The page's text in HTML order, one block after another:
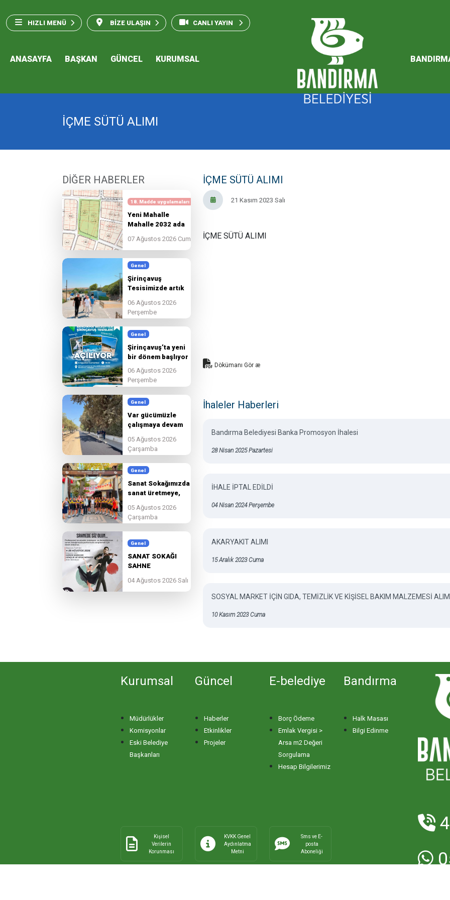
HIZLI MENÜ BİZE ULAŞIN CANLI YAYIN
ANASAYFA BAŞKAN GÜNCEL KURUMSAL
2026 Performans
İÇME SÜTÜ ALIMI
DİĞER HABERLER
18. Madde uygulamaları
Yeni Mahalle
Mahalle 2032 ada
20-21-22-23-24-25-
Parsellerle 2033 ada
Madde Uygulaması
07 Ağustos 2026 Cuma
Genel
Şirinçavuş
Tesisimizde artık
tamamlıyoruz
06 Ağustos 2026
Perşembe
Genel
Şirinçavuş’ta yeni
bir dönem başlıyor
06 Ağustos 2026
Perşembe
Genel
Var gücümüzle
çalışmaya devam
05 Ağustos 2026
Çarşamba
Genel
Sanat Sokağımızda
sanat üretmeye,
birlikte
güzelleşmeye devam
ediyoruz.
05 Ağustos 2026
Çarşamba
Genel
SANAT SOKAĞI
SAHNE
BAŞLADI!
04 Ağustos 2026 Salı
İÇME SÜTÜ ALIMI
21 Kasım 2023 Salı
İÇME SÜTÜ ALIMI
Dökümanı Gör æ
İhaleler Haberleri
Bandırma Belediyesi Banka Promosyon İhalesi
28 Nisan 2025 Pazartesi
İHALE İPTAL EDİLDİ
04 Nisan 2024 Perşembe
AKARYAKIT ALIMI
15 Aralık 2023 Cuma
SOSYAL MARKET İÇİN GIDA, TEMİZLİK VE KİŞİSEL BAKIM MALZEMESİ
10 Kasım 2023 Cuma
Kurumsal
Müdürlükler
Komisyonlar
Eski Belediye
Başkanları
Güncel
Haberler
Etkinlikler
Projeler
E-belediye
Borç Ödeme
Emlak Vergisi >
Arsa m2 Değeri
Sorgulama
Hesap Bilgilerimiz
Bandırma
Halk Masası
Bilgi Edinme
Kişisel
Verilerin
Korunması
KVKK Genel
Aydınlatma
Metni
Sms ve E-
posta
Aboneliği